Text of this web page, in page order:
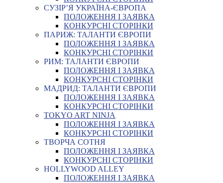
СУЗІР’Я УКРАЇНА-ЄВРОПА
ПОЛОЖЕННЯ І ЗАЯВКА
КОНКУРСНІ СТОРІНКИ
ПАРИЖ: ТАЛАНТИ ЄВРОПИ
ПОЛОЖЕННЯ І ЗАЯВКА
КОНКУРСНІ СТОРІНКИ
РИМ: ТАЛАНТИ ЄВРОПИ
ПОЛОЖЕННЯ І ЗАЯВКА
КОНКУРСНІ СТОРІНКИ
МАДРИД: ТАЛАНТИ ЄВРОПИ
ПОЛОЖЕННЯ І ЗАЯВКА
КОНКУРСНІ СТОРІНКИ
TOKYO ART NINJA
ПОЛОЖЕННЯ І ЗАЯВКА
КОНКУРСНІ СТОРІНКИ
ТВОРЧА СОТНЯ
ПОЛОЖЕННЯ І ЗАЯВКА
КОНКУРСНІ СТОРІНКИ
HOLLYWOOD ALLEY
ПОЛОЖЕННЯ І ЗАЯВКА